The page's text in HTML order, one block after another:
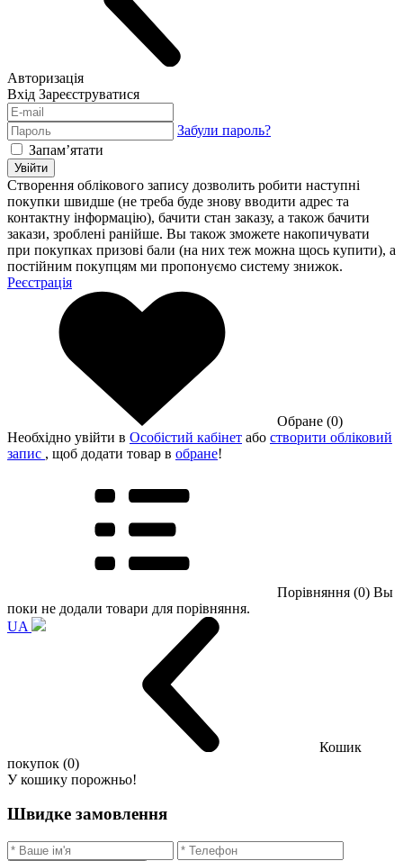
Авторизація
Вхід Зареєструватися
Забули пароль?
Запам’ятати
Увійти
Створення облікового запису дозволить робити наступні
покупки швидше (не треба буде знову вводити адрес та
контактну інформацію), бачити стан заказу, а також бачити
закази, зроблені ранійше. Вы також зможете накопичувати
при покупках призові бали (на них теж можна щось купити), а
постійним покупцям ми пропонуємо систему знижок.
Реєстрація
Обране (0)
Необхідно увійти в Особістий кабінет або створити обліковий
запис , щоб додати товар в обране!
Порівняння (0) Вы
поки не додали товари для порівняння.
UA
Кошик
покупок (0)
У кошику порожньо!
Швидке замовлення